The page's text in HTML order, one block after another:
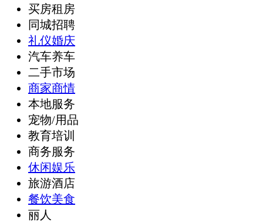
买房租房
同城招聘
礼仪婚庆
汽车养车
二手市场
商家商情
本地服务
宠物/用品
教育培训
商务服务
休闲娱乐
旅游酒店
餐饮美食
丽人